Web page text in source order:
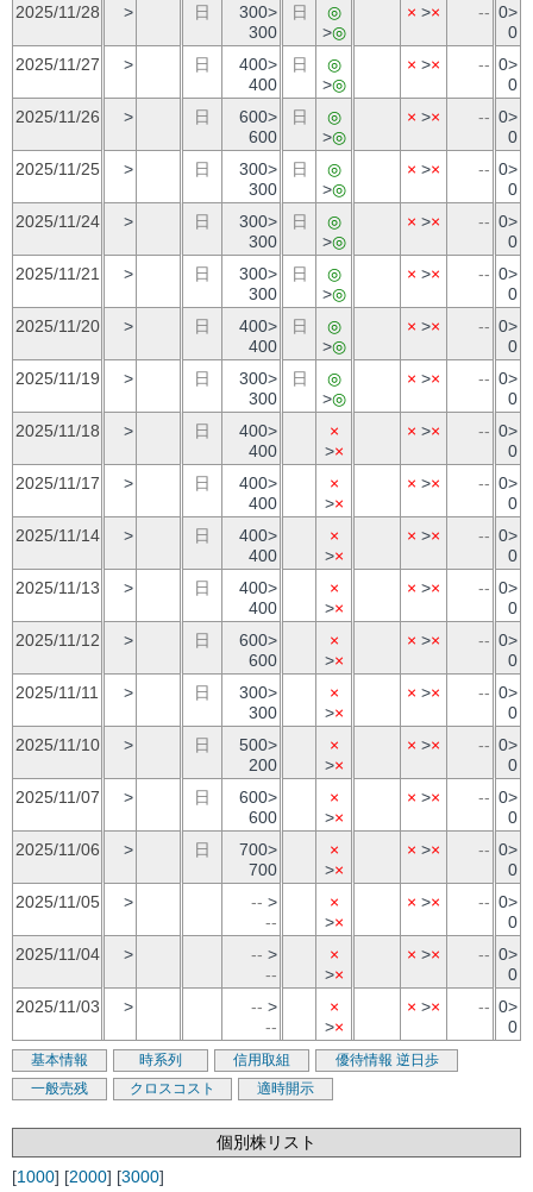
2025/11/28
> 日
300>
300
日
◎
>◎
× >× -- 0>
0
2025/11/27
> 日
400>
400
日
◎
>◎
× >× -- 0>
0
2025/11/26
> 日
600>
600
日
◎
>◎
× >× -- 0>
0
2025/11/25
> 日
300>
300
日
◎
>◎
× >× -- 0>
0
2025/11/24
> 日
300>
300
日
◎
>◎
× >× -- 0>
0
2025/11/21
> 日
300>
300
日
◎
>◎
× >× -- 0>
0
2025/11/20
> 日
400>
400
日
◎
>◎
× >× -- 0>
0
2025/11/19
> 日
300>
300
日
◎
>◎
× >× -- 0>
0
2025/11/18
> 日
400>
400
×
>×
× >× -- 0>
0
2025/11/17
> 日
400>
400
×
>×
× >× -- 0>
0
2025/11/14
> 日
400>
400
×
>×
× >× -- 0>
0
2025/11/13
> 日
400>
400
×
>×
× >× -- 0>
0
2025/11/12
> 日
600>
600
×
>×
× >× -- 0>
0
2025/11/11
> 日
300>
300
×
>×
× >× -- 0>
0
2025/11/10
> 日
500>
200
×
>×
× >× -- 0>
0
2025/11/07
> 日
600>
600
×
>×
× >× -- 0>
0
2025/11/06
> 日
700>
700
×
>×
× >× -- 0>
0
2025/11/05
> -- >
--
×
>×
× >× -- 0>
0
2025/11/04
> -- >
--
×
>×
× >× -- 0>
0
2025/11/03
> -- >
--
×
>×
× >× -- 0>
0
基本情報 時系列 信用取組 優待情報 逆日歩
一般売残
クロスコスト 適時開示
個別株リスト
[1000] [2000] [3000]